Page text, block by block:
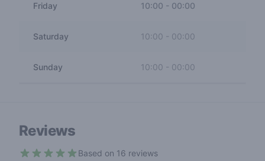
Friday 10:00 - 00:00
Saturday 10:00 00:00
Sunday 10:00 - 00:00
Reviews
Based on 16 reviews